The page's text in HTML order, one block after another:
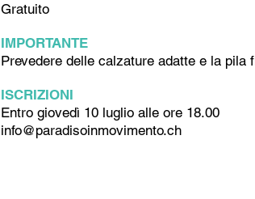
Gratuito
IMPORTANTE
Prevedere delle calzature adatte e la pila
ISCRIZIONI
Entro giovedì 10 luglio alle ore 18.00
info@paradisoinmovimento.ch